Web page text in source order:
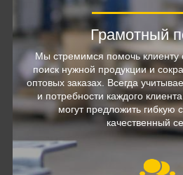
Грамотный
Мы стремимся помочь клиенту
поиск нужной продукции и
оптовых заказах. Всегда
и потребности каждого
могут предложить гибкую
качественный